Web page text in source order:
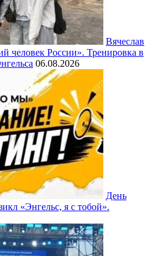
Вячеслав
человек России». Тренировка в
06.08.2026
День
«Энгельс, я с тобой».